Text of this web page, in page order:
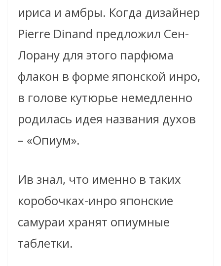
ириса и амбры. Когда дизайнер
Pierre Dinand предложил Сен-
Лорану для этого парфюма
флакон в форме японской инро,
в голове кутюрье немедленно
родилась идея названия духов
– «Опиум».
Ив знал, что именно в таких
коробочках-инро японские
самураи хранят опиумные
таблетки.